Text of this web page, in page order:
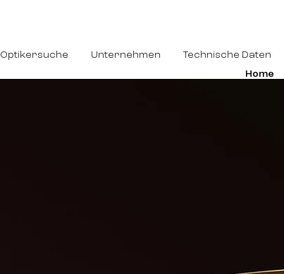
Optikersuche Unternehmen Technische Daten
Home